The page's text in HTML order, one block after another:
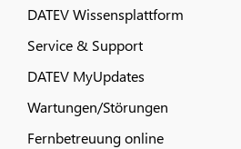
DATEV Wissensplattform
Service & Support
DATEV MyUpdates
Wartungen/Störungen
Fernbetreuung online